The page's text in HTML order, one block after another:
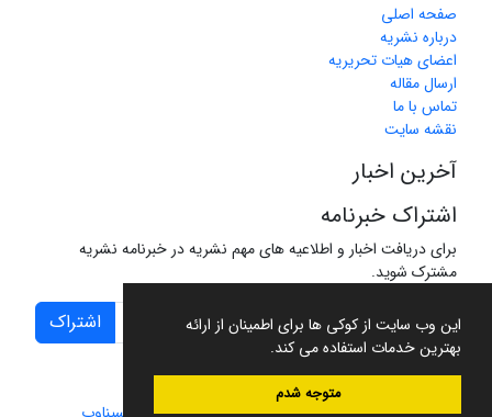
این وب سایت از کوکی ها برای اطمینان از ارائه
بهترین خدمات استفاده می کند.
متوجه شدم
صفحه اصلی
درباره نشریه
اعضای هیات تحریریه
ارسال مقاله
تماس با ما
نقشه سایت
آخرین اخبار
اشتراک خبرنامه
برای دریافت اخبار و اطلاعیه های مهم نشریه در خبرنامه نشریه
مشترک شوید.
اشتراک